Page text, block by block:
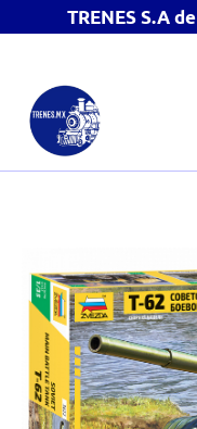
TRENES S.A
contenido